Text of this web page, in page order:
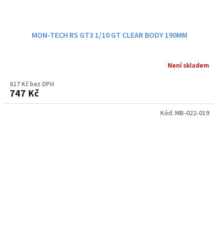
MON-TECH RS GT3 1/10 GT CLEAR BODY 190MM
Není skladem
617 Kč bez DPH
747 Kč
Kód: MB-022-019